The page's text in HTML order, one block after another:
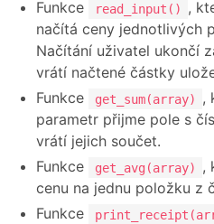
Funkce
read_input()
,
načítá ceny jednotlivých
Načítání uživatel ukončí
vrátí načtené částky
Funkce
get_sum(array)
,
parametr přijme pole s
vrátí jejich součet.
Funkce
get_avg(array)
,
cenu na jednu položku z
Funkce